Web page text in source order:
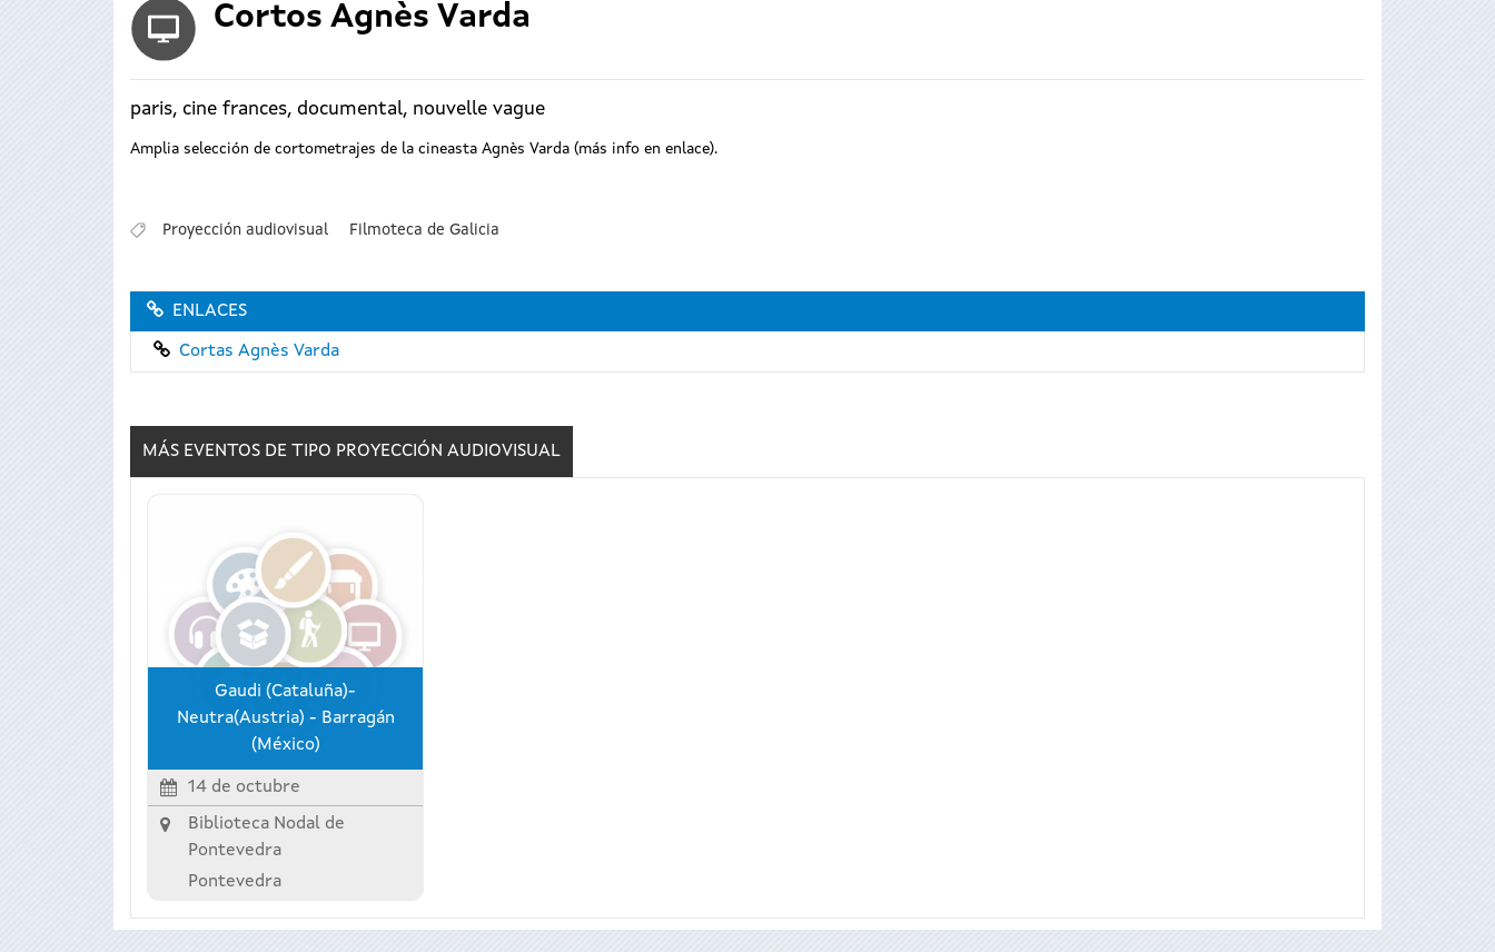
Cortos Agnès Varda
paris, cine frances, documental, nouvelle vague
Amplia selección de cortometrajes de la cineasta Agnès Varda (más info en enlace).
Proyección audiovisual Filmoteca de Galicia
ENLACES
Cortas Agnès Varda
MÁS EVENTOS DE TIPO PROYECCIÓN AUDIOVISUAL
Gaudi (Cataluña)-
Neutra(Austria) - Barragán
(México)
14 de octubre
Biblioteca Nodal de
Pontevedra
Pontevedra